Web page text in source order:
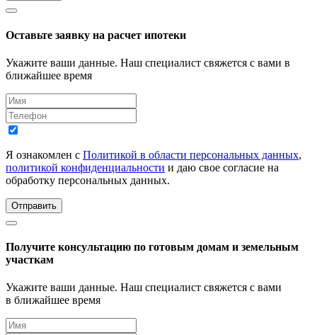
Оставьте заявку на расчет ипотеки
Укажите ваши данные. Наш специалист свяжется с вами в
ближайшее время
Я ознакомлен с Политикой в области персональных данных,
политикой конфиденциальности и даю свое согласие на
обработку персональных данных.
Отправить
Получите консультацию по готовым домам и земельным
участкам
Укажите ваши данные. Наш специалист свяжется с вами
в ближайшее время